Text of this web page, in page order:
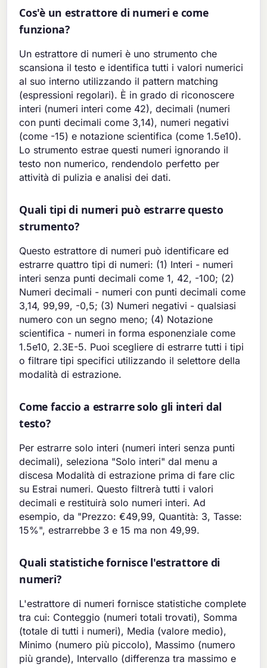
Cos'è un estrattore di numeri e come
funziona?
Un estrattore di numeri è uno strumento che
scansiona il testo e identifica tutti i valori numerici
al suo interno utilizzando il pattern matching
(espressioni regolari). È in grado di riconoscere
interi (numeri interi come 42), decimali (numeri
con punti decimali come 3,14), numeri negativi
(come -15) e notazione scientifica (come 1.5e10).
Lo strumento estrae questi numeri ignorando il
testo non numerico, rendendolo perfetto per
attività di pulizia e analisi dei dati.
Quali tipi di numeri può estrarre questo
strumento?
Questo estrattore di numeri può identificare ed
estrarre quattro tipi di numeri: (1) Interi - numeri
interi senza punti decimali come 1, 42, -100; (2)
Numeri decimali - numeri con punti decimali come
3,14, 99,99, -0,5; (3) Numeri negativi - qualsiasi
numero con un segno meno; (4) Notazione
scientifica - numeri in forma esponenziale come
1.5e10, 2.3E-5. Puoi scegliere di estrarre tutti i tipi
o filtrare tipi specifici utilizzando il selettore della
modalità di estrazione.
Come faccio a estrarre solo gli interi dal
testo?
Per estrarre solo interi (numeri interi senza punti
decimali), seleziona "Solo interi" dal menu a
discesa Modalità di estrazione prima di fare clic
su Estrai numeri. Questo filtrerà tutti i valori
decimali e restituirà solo numeri interi. Ad
esempio, da "Prezzo: €49,99, Quantità: 3, Tasse:
15%", estrarrebbe 3 e 15 ma non 49,99.
Quali statistiche fornisce l'estrattore di
numeri?
L'estrattore di numeri fornisce statistiche complete
tra cui: Conteggio (numeri totali trovati), Somma
(totale di tutti i numeri), Media (valore medio),
Minimo (numero più piccolo), Massimo (numero
più grande), Intervallo (differenza tra massimo e